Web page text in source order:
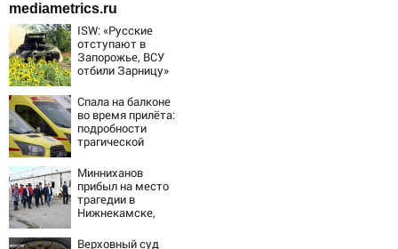
mediametrics.ru
ISW: «Русские
отступают в
Запорожье, ВСУ
отбили Зарницу»
Спала на балконе
во время прилёта:
подробности
трагической
в Нижнекамске
10/08/2026 –
Новости
Минниханов
прибыл на место
трагедии в
Нижнекамске,
атаковали хостел
Верховный суд